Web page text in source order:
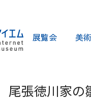
展覧会 美
尾張徳川家の